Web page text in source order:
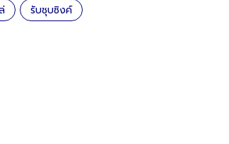
รับชุบซิงค์